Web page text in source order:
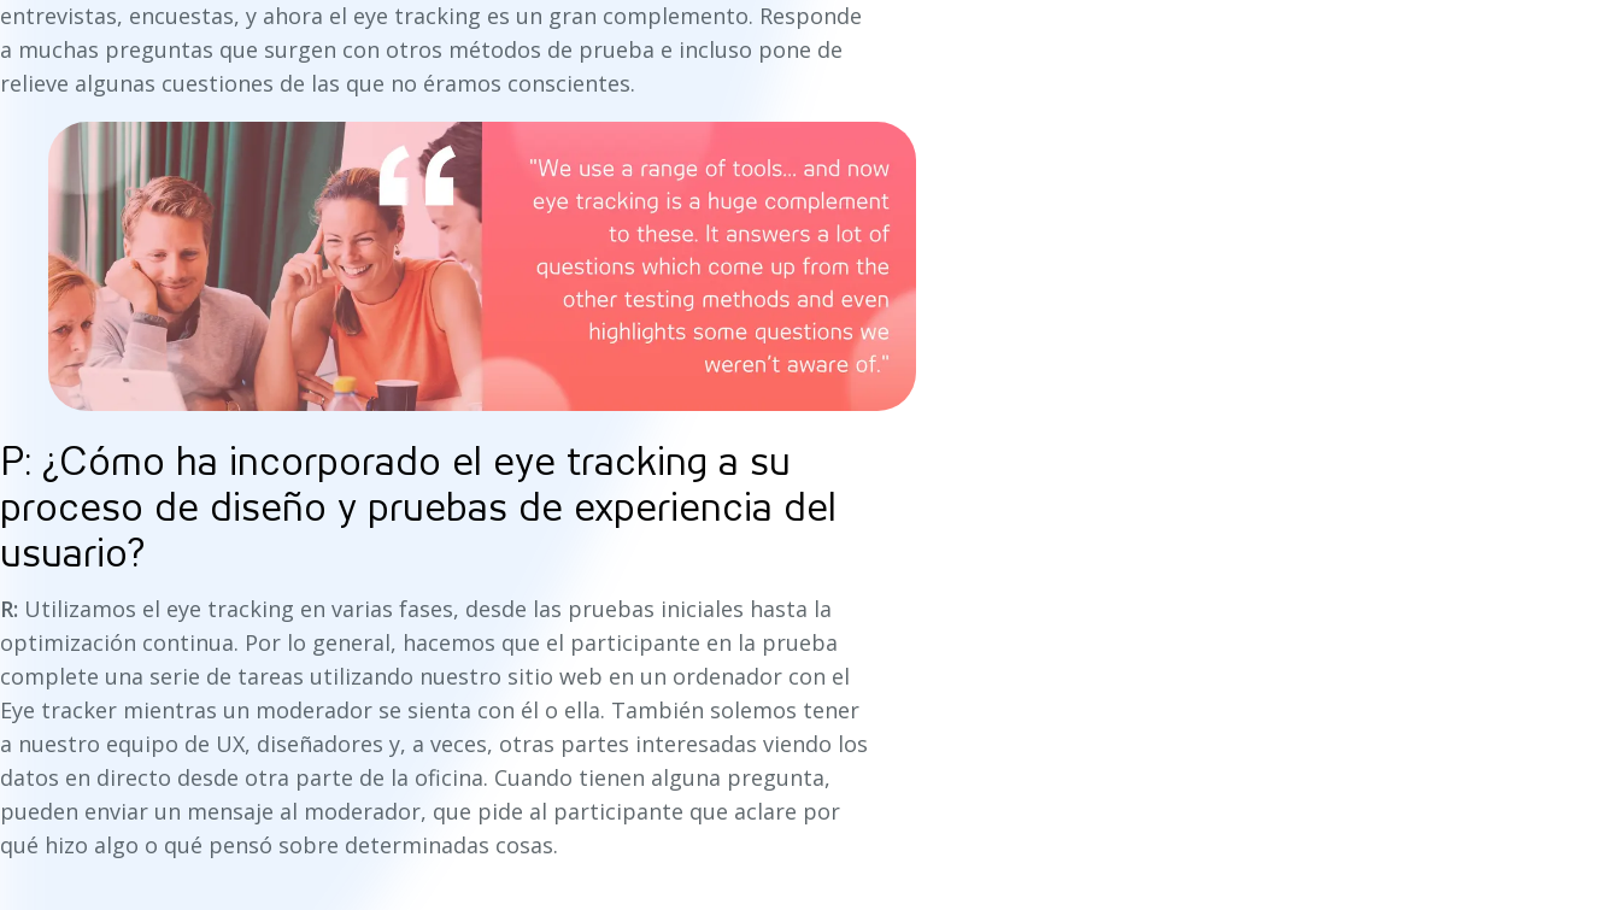
entrevistas, encuestas, y ahora el eye tracking es un gran complemento. Responde
a muchas preguntas que surgen con otros métodos de prueba e incluso pone de
relieve algunas cuestiones de las que no éramos conscientes.
P: ¿Cómo ha incorporado el eye tracking a su
proceso de diseño y pruebas de experiencia del
usuario?
R: Utilizamos el eye tracking en varias fases, desde las pruebas iniciales hasta la
optimización continua. Por lo general, hacemos que el participante en la prueba
complete una serie de tareas utilizando nuestro sitio web en un ordenador con el
Eye tracker mientras un moderador se sienta con él o ella. También solemos tener
a nuestro equipo de UX, diseñadores y, a veces, otras partes interesadas viendo los
datos en directo desde otra parte de la oficina. Cuando tienen alguna pregunta,
pueden enviar un mensaje al moderador, que pide al participante que aclare por
qué hizo algo o qué pensó sobre determinadas cosas.